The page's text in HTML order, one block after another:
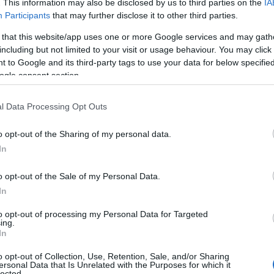
This information may also be disclosed by us to third parties on the
Participants that may further disclose it to other third parties.
that this website/app uses one or more Google services and may
but not limited to your visit or usage behaviour. You may
to Google and its third-party tags to use your data for below
consent section.
Data Processing Opt Outs
opt-out of the Sharing of my personal data.
opt-out of the Sale of my Personal Data.
opt-out of processing my Personal Data for Targeted
opt-out of Collection, Use, Retention, Sale, and/or Sharing
Data that Is Unrelated with the Purposes for which it
η « Οδύσσεια » του Κρίστοφερ Νόλαν έχει
εκτός οθόνης παρά για την ίδια την
Νιόνγκο ως Ωραίας Ελένης και του Έλιοτ
γύρο αντιδράσεων περί «woke» Χόλιγουντ.
ο οποίος επιτέθηκε μέσω του Χ στον
την ταινία, υποστηρίζοντας ότι
Η ανάρτηση του Μασκ προκάλεσε
γύρω από την πολυσυζητημένη